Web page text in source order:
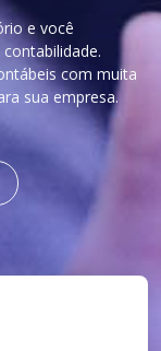
e você
com muita
sua empresa.